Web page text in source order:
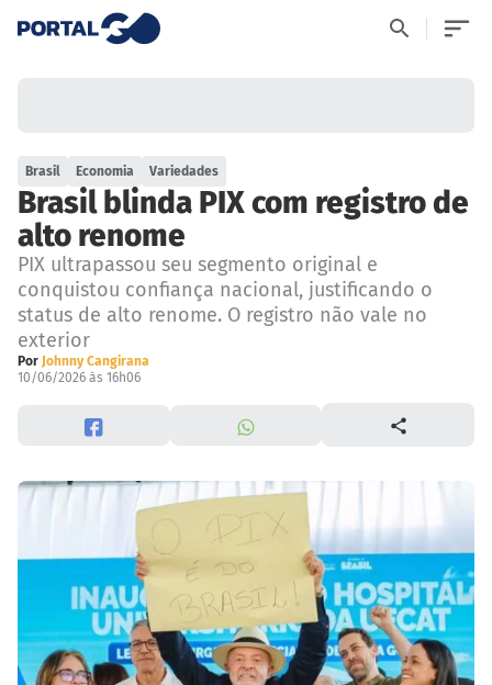
Brasil Economia Variedades
Brasil blinda PIX com registro de
alto renome
PIX ultrapassou seu segmento original e
conquistou confiança nacional, justificando o
status de alto renome. O registro não vale no
exterior
Por Johnny Cangirana
10/06/2026 às 16h06